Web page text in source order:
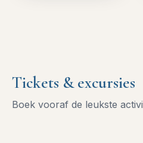
Tickets & excursies
Boek vooraf de leukste